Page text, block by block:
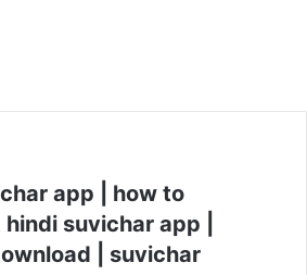
app | how to
suvichar app |
| suvichar